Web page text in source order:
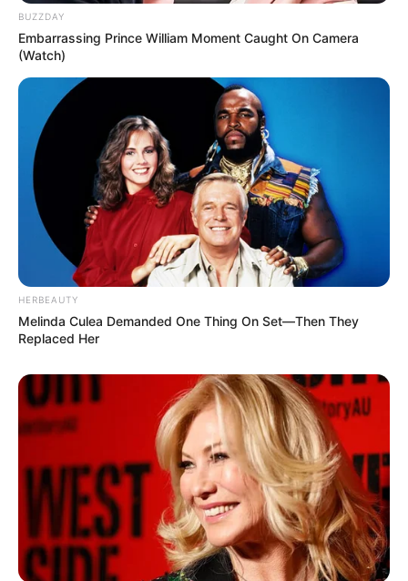
BUZZDAY
Embarrassing Prince William Moment Caught On Camera
(Watch)
HERBEAUTY
Melinda Culea Demanded One Thing On Set—Then They
Replaced Her